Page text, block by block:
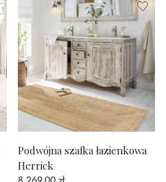
Podwójna szafka łazienkowa
Herrick